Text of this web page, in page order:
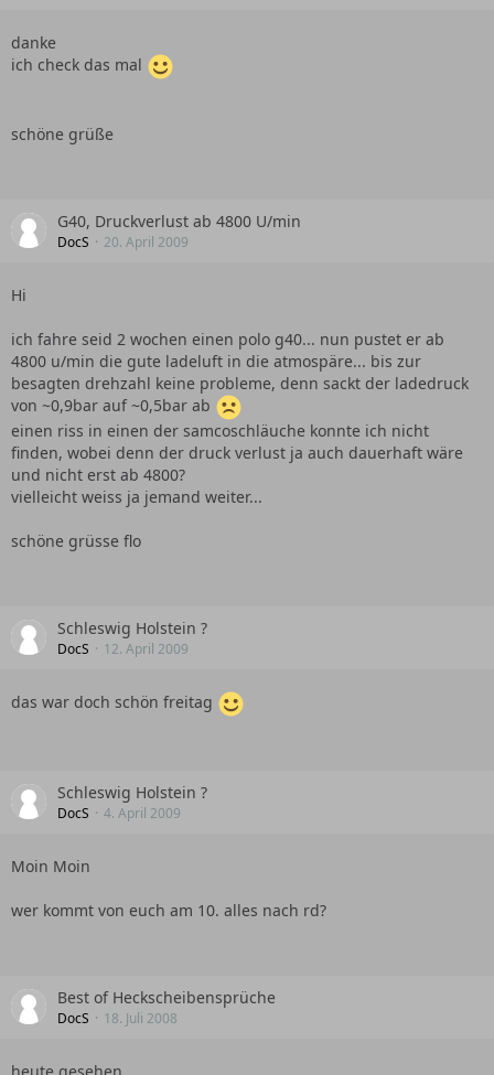
danke
ich check das mal
schöne grüße
G40, Druckverlust ab 4800 U/min
DocS 20. April 2009
Hi
ich fahre seid 2 wochen einen polo g40... nun pustet er ab
4800 u/min die gute ladeluft in die atmospäre... bis zur
besagten drehzahl keine probleme, denn sackt der ladedruck
von ~0,9bar auf ~0,5bar ab
einen riss in einen der samcoschläuche konnte ich nicht
finden, wobei denn der druck verlust ja auch dauerhaft wäre
und nicht erst ab 4800?
vielleicht weiss ja jemand weiter...
schöne grüsse flo
Schleswig Holstein ?
DocS 12. April 2009
das war doch schön freitag
Schleswig Holstein ?
DocS 4. April 2009
Moin Moin
wer kommt von euch am 10. alles nach rd?
Best of Heckscheibensprüche
DocS 18. Juli 2008